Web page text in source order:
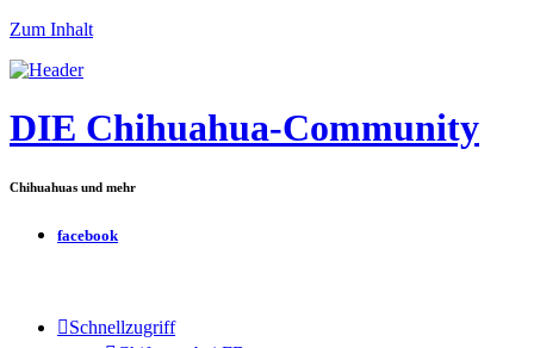
Zum Inhalt
DIE Chihuahua-Community
Chihuahuas und mehr
facebook
Schnellzugriff